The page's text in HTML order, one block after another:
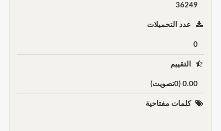
36249
عدد التحميلات
0
التقييم
0.00 (0تصويت)
كلمات مفتاحية